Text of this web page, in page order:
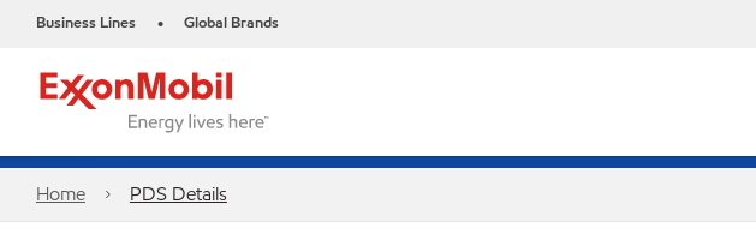
Business Lines • Global Brands
Home PDS Details